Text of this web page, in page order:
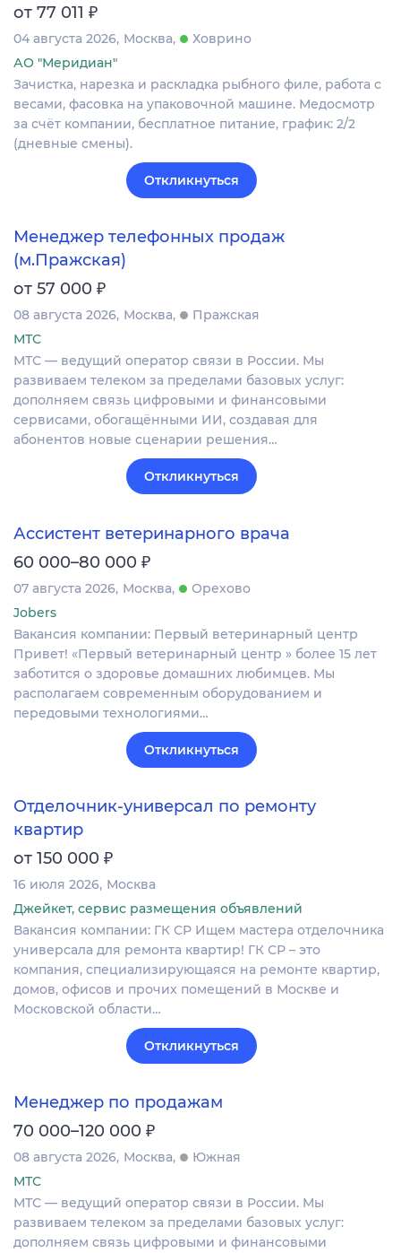
от 77 011 ₽
04 августа 2026 Москва
Ховрино
АО "Меридиан"
Зачистка, нарезка и раскладка рыбного филе, работа с
весами, фасовка на упаковочной машине. Медосмотр
за счёт компании, бесплатное питание, график: 2/2
(дневные смены).
Откликнуться
Менеджер телефонных продаж
(м.Пражская)
от 57 000 ₽
08 августа 2026 Москва
Пражская
МТС
МТС — ведущий оператор связи в России. Мы
развиваем телеком за пределами базовых услуг:
дополняем связь цифровыми и финансовыми
сервисами, обогащёнными ИИ, создавая для
абонентов новые сценарии решения…
Откликнуться
Ассистент ветеринарного врача
60 000–80 000 ₽
07 августа 2026 Москва
Орехово
Jobers
Вакансия компании: Первый ветеринарный центр
Привет! «Первый ветеринарный центр » более 15 лет
заботится о здоровье домашних любимцев. Мы
располагаем современным оборудованием и
передовыми технологиями…
Откликнуться
Отделочник-универсал по ремонту
квартир
от 150 000 ₽
16 июля 2026 Москва
Джейкет, сервис размещения объявлений
Вакансия компании: ГК СР Ищем мастера отделочника
универсала для ремонта квартир! ГК СР – это
компания, специализирующаяся на ремонте квартир,
домов, офисов и прочих помещений в Москве и
Московской области…
Откликнуться
Менеджер по продажам
70 000–120 000 ₽
08 августа 2026 Москва
Южная
МТС
МТС — ведущий оператор связи в России. Мы
развиваем телеком за пределами базовых услуг:
дополняем связь цифровыми и финансовыми